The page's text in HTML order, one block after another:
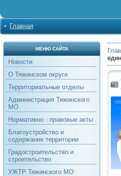
Главная
МЕНЮ САЙТА
Новости
О Тяжинском округе
Территориальные отделы
Администрация Тяжинского
МО
Нормативно - правовые акты
Благоустройство и
содержание территории
Градостроительство и
строительство
УЖТР Тяжинского МО